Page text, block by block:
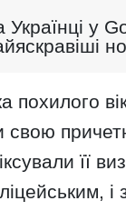
Українці у
похилого
свою
її